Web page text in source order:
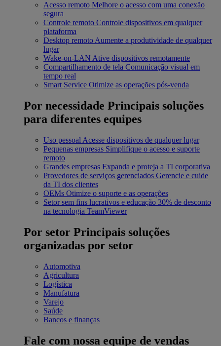
Acesso remoto Melhore o acesso com uma conexão
segura
Controle remoto Controle dispositivos em qualquer
plataforma
Desktop remoto Aumente a produtividade de qualquer
lugar
Wake-on-LAN Ative dispositivos remotamente
Compartilhamento de tela Comunicação visual em
tempo real
Smart Service Otimize as operações pós-venda
Por necessidade Principais soluções
para diferentes equipes
Uso pessoal Acesse dispositivos de qualquer lugar
Pequenas empresas Simplifique o acesso e suporte
remoto
Grandes empresas Expanda e proteja a TI corporativa
Provedores de serviços gerenciados Gerencie e cuide
da TI dos clientes
OEMs Otimize o suporte e as operações
Setor sem fins lucrativos e educação 30% de desconto
na tecnologia TeamViewer
Por setor Principais soluções
organizadas por setor
Automotiva
Agricultura
Logística
Manufatura
Varejo
Saúde
Bancos e finanças
Fale com nossa equipe de vendas